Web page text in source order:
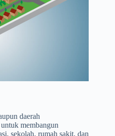
daerah
membangun
sekolah, rumah sakit, dan